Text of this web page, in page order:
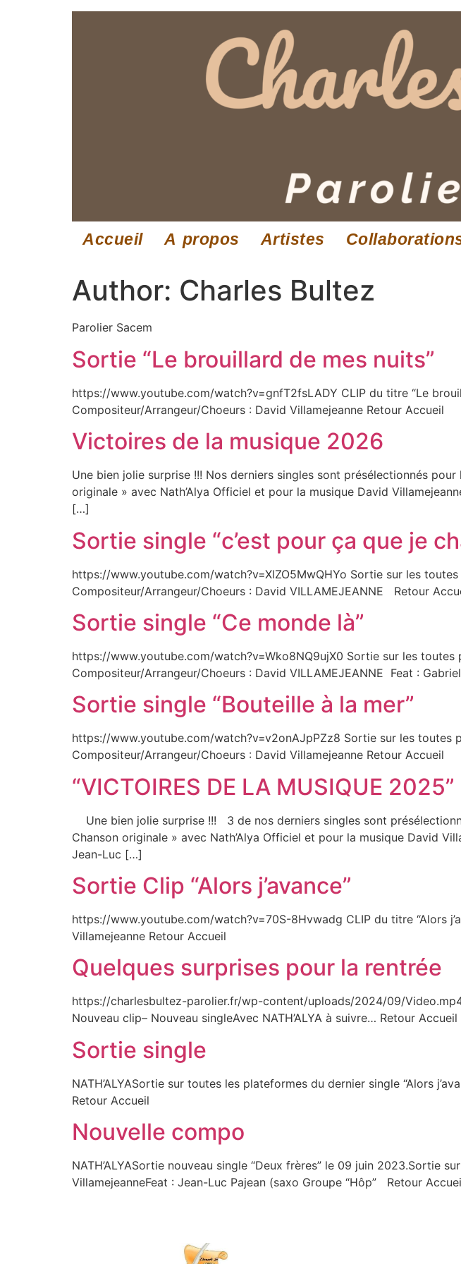
Accueil A propos Artistes
Author: Charles Bultez
Parolier Sacem
Sortie “Le brouillard de mes nuits”
https://www.youtube.com/watch?v=gnfT2fsLADY CLIP du titre “Le
Compositeur/Arrangeur/Choeurs : David Villamejeanne Retour Accueil
Victoires de la musique 2026
Une bien jolie surprise !!! Nos derniers singles sont présélectionnés
originale » avec Nath’Alya Officiel et pour la musique David
[…]
Sortie single “c’est pour ça que je
https://www.youtube.com/watch?v=XlZO5MwQHYo Sortie sur les toutes
Compositeur/Arrangeur/Choeurs : David VILLAMEJEANNE Retour
Sortie single “Ce monde là”
https://www.youtube.com/watch?v=Wko8NQ9ujX0 Sortie sur les toutes
Compositeur/Arrangeur/Choeurs : David VILLAMEJEANNE Feat :
Sortie single “Bouteille à la mer”
https://www.youtube.com/watch?v=v2onAJpPZz8 Sortie sur les toutes
Compositeur/Arrangeur/Choeurs : David Villamejeanne Retour Accueil
“VICTOIRES DE LA MUSIQUE 2025”
Une bien jolie surprise !!! 3 de nos derniers singles sont
Chanson originale » avec Nath’Alya Officiel et pour la musique David
Jean-Luc […]
Sortie Clip “Alors j’avance”
https://www.youtube.com/watch?v=70S-8Hvwadg CLIP du titre “Alors
Villamejeanne Retour Accueil
Quelques surprises pour la rentrée
https://charlesbultez-parolier.fr/wp-content/uploads/2024/09/
Nouveau clip– Nouveau singleAvec NATH’ALYA à suivre… Retour Accueil
Sortie single
NATH’ALYASortie sur toutes les plateformes du dernier single “Alors
Retour Accueil
Nouvelle compo
NATH’ALYASortie nouveau single “Deux frères” le 09 juin 2023.Sortie
VillamejeanneFeat : Jean-Luc Pajean (saxo Groupe “Hôp” Retour